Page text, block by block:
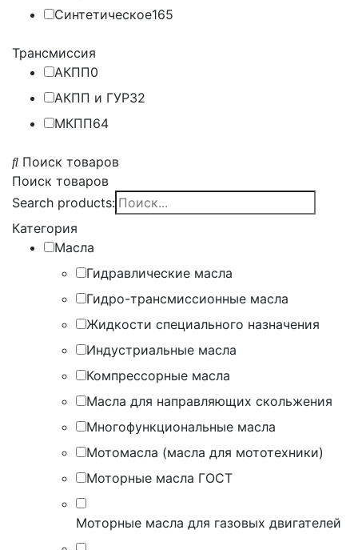
Синтетическое165
Трансмиссия
АКПП0
АКПП и ГУР32
МКПП64
Поиск товаров
Поиск товаров
Search products:
Категория
Масла
Гидравлические масла
Гидро-трансмиссионные масла
Жидкости специального назначения
Индустриальные масла
Компрессорные масла
Масла для направляющих скольжения
Многофункциональные масла
Мотомасла (масла для мототехники)
Моторные масла ГОСТ
Моторные масла для газовых двигателей